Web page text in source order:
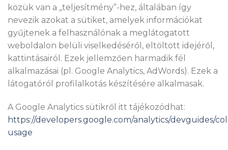
közük van a „teljesítmény”-hez, általában így
nevezik azokat a sütiket, amelyek információkat
gyűjtenek a felhasználónak a meglátogatott
weboldalon belüli viselkedéséről, eltöltött idejéről,
kattintásairól. Ezek jellemzően harmadik fél
alkalmazásai (pl. Google Analytics, AdWords). Ezek a
látogatóról profilalkotás készítésére alkalmasak.
A Google Analytics sütikről itt tájékozódhat:
https://developers.google.com/analytics/devguides/
usage